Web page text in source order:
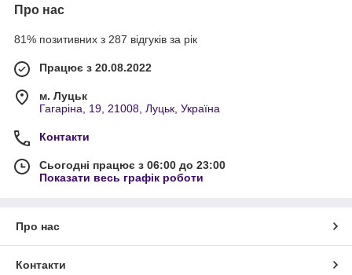
Про нас
81% позитивних з 287 відгуків за рік
Працює з 20.08.2022
м. Луцьк
Гагаріна, 19, 21008, Луцьк, Україна
Контакти
Сьогодні працює з 06:00 до 23:00
Показати весь графік роботи
Про нас
Контакти